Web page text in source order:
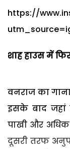
https://
शाह हाउस में
वनराज का
इसके बाद
पाखी और
दूसरी तरफ